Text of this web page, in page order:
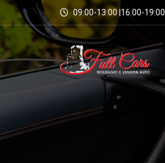
09:00-13:00 |16:00-19:00